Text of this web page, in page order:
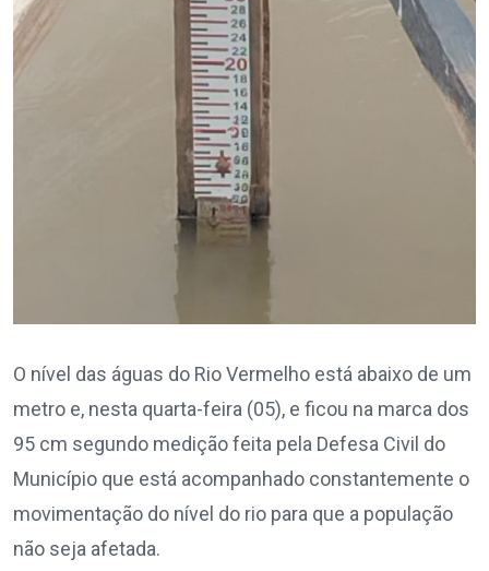
O nível das águas do Rio Vermelho está abaixo de um
metro e, nesta quarta-feira (05), e ficou na marca dos
95 cm segundo medição feita pela Defesa Civil do
Município que está acompanhado constantemente o
movimentação do nível do rio para que a população
não seja afetada.